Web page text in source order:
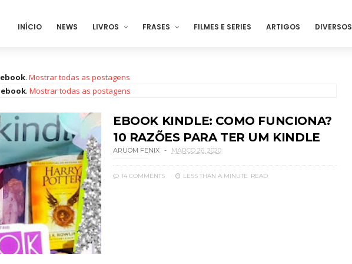
INÍCIO NEWS LIVROS FRASES FILMES E SERIES ARTIGOS DIVERSOS
ebook. Mostrar todas as postagens
ebook. Mostrar todas as postagens
EBOOK KINDLE: COMO FUNCIONA?
10 RAZÕES PARA TER UM KINDLE
ARUOM FENIX MARÇO 26, 2020
14 COMMENTS LESS THAN A MINUTE READ